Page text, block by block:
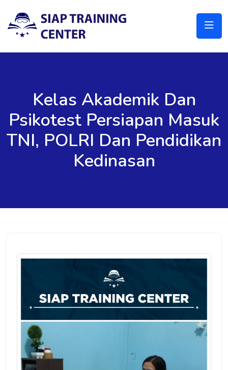
Kelas Akademik Dan
Psikotest Persiapan Masuk
TNI, POLRI Dan Pendidikan
Kedinasan